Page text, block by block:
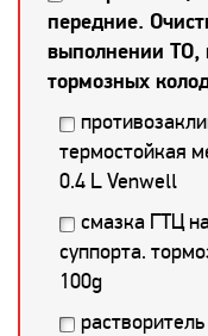
передние.
выполнении ТО,
тормозных
термостойкая
0.4 L Venwell
смазка ГТЦ
суппорта.
100g